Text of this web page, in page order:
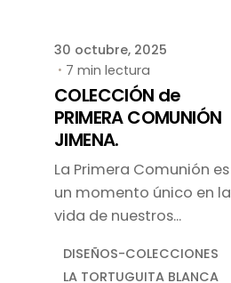
30 octubre, 2025
7 min lectura
COLECCIÓN de
PRIMERA COMUNIÓN
JIMENA.
La Primera Comunión es
un momento único en la
vida de nuestros...
DISEÑOS-COLECCIONES
LA TORTUGUITA BLANCA